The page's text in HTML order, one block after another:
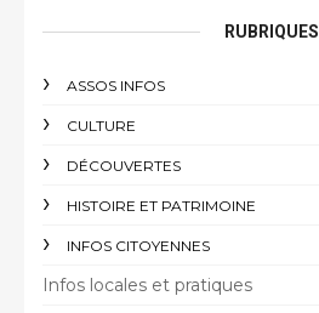
RUBRIQUES
ASSOS INFOS
CULTURE
DÉCOUVERTES
HISTOIRE ET PATRIMOINE
INFOS CITOYENNES
Infos locales et pratiques